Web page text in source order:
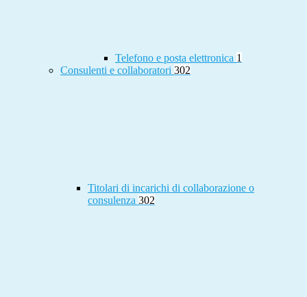
Telefono e posta elettronica 1
Consulenti e collaboratori 302
Titolari di incarichi di collaborazione o
consulenza 302